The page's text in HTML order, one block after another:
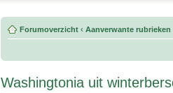
Forumoverzicht ‹ Aanverwante rubrieken
Washingtonia uit